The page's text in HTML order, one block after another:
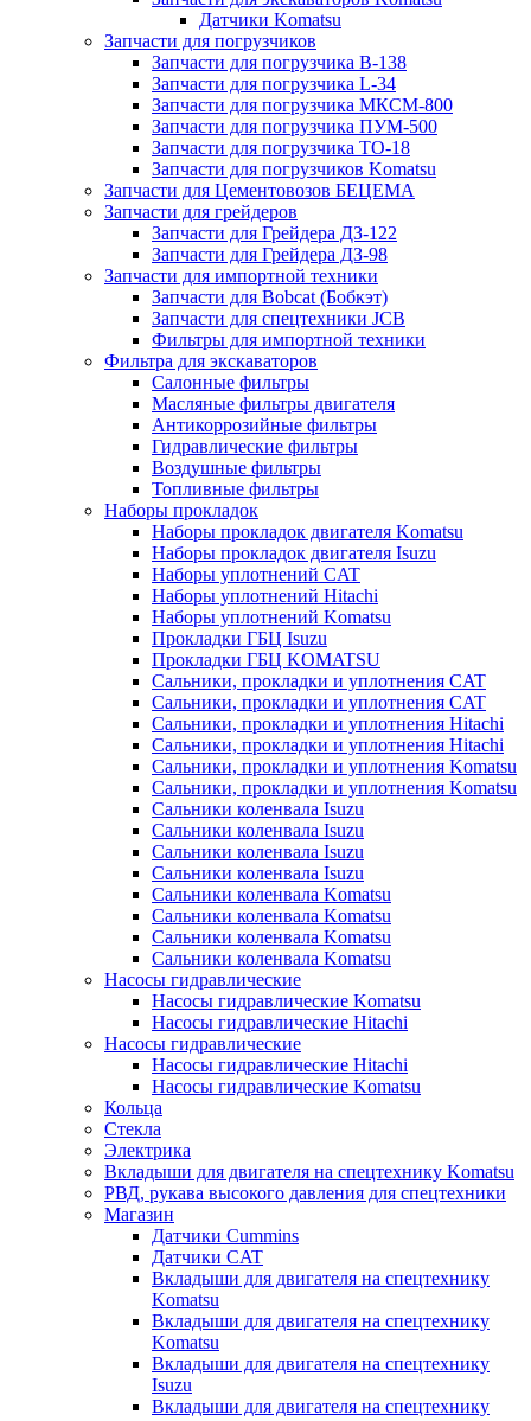
Датчики Komatsu
Запчасти для погрузчиков
Запчасти для погрузчика B-138
Запчасти для погрузчика L-34
Запчасти для погрузчика МКСМ-800
Запчасти для погрузчика ПУМ-500
Запчасти для погрузчика ТО-18
Запчасти для погрузчиков Komatsu
Запчасти для Цементовозов БЕЦЕМА
Запчасти для грейдеров
Запчасти для Грейдера ДЗ-122
Запчасти для Грейдера ДЗ-98
Запчасти для импортной техники
Запчасти для Bobcat (Бобкэт)
Запчасти для спецтехники JCB
Фильтры для импортной техники
Фильтра для экскаваторов
Салонные фильтры
Масляные фильтры двигателя
Антикоррозийные фильтры
Гидравлические фильтры
Воздушные фильтры
Топливные фильтры
Наборы прокладок
Наборы прокладок двигателя Komatsu
Наборы прокладок двигателя Isuzu
Наборы уплотнений CAT
Наборы уплотнений Hitachi
Наборы уплотнений Komatsu
Прокладки ГБЦ Isuzu
Прокладки ГБЦ KOMATSU
Сальники, прокладки и уплотнения CAT
Сальники, прокладки и уплотнения CAT
Сальники, прокладки и уплотнения Hitachi
Сальники, прокладки и уплотнения Hitachi
Сальники, прокладки и уплотнения Komatsu
Сальники, прокладки и уплотнения Komatsu
Сальники коленвала Isuzu
Сальники коленвала Isuzu
Сальники коленвала Isuzu
Сальники коленвала Isuzu
Сальники коленвала Komatsu
Сальники коленвала Komatsu
Сальники коленвала Komatsu
Сальники коленвала Komatsu
Насосы гидравлические
Насосы гидравлические Komatsu
Насосы гидравлические Hitachi
Насосы гидравлические
Насосы гидравлические Hitachi
Насосы гидравлические Komatsu
Кольца
Стекла
Электрика
Вкладыши для двигателя на спецтехнику Komatsu
РВД, рукава высокого давления для спецтехники
Магазин
Датчики Cummins
Датчики CAT
Вкладыши для двигателя на спецтехнику
Komatsu
Вкладыши для двигателя на спецтехнику
Komatsu
Вкладыши для двигателя на спецтехнику
Isuzu
Вкладыши для двигателя на спецтехнику